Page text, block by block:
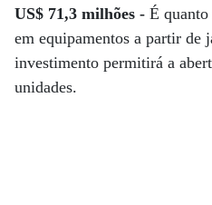
US$ 71,3 milhões - É
em equipamentos a partir de
investimento permitirá a
unidades.